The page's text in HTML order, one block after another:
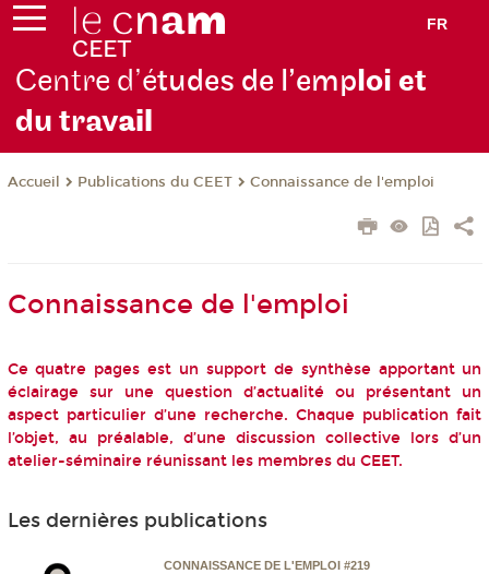
FR
Centre d’études de l’emploi et
du travail
Accueil Publications du CEET Connaissance de l'emploi
Connaissance de l'emploi
Ce quatre pages est un support de synthèse apportant un
éclairage sur une question d’actualité ou présentant un
aspect particulier d’une recherche. Chaque publication fait
l’objet, au préalable, d’une discussion collective lors d’un
atelier-séminaire réunissant les membres du CEET.
Les dernières publications
CONNAISSANCE DE L'EMPLOI #219